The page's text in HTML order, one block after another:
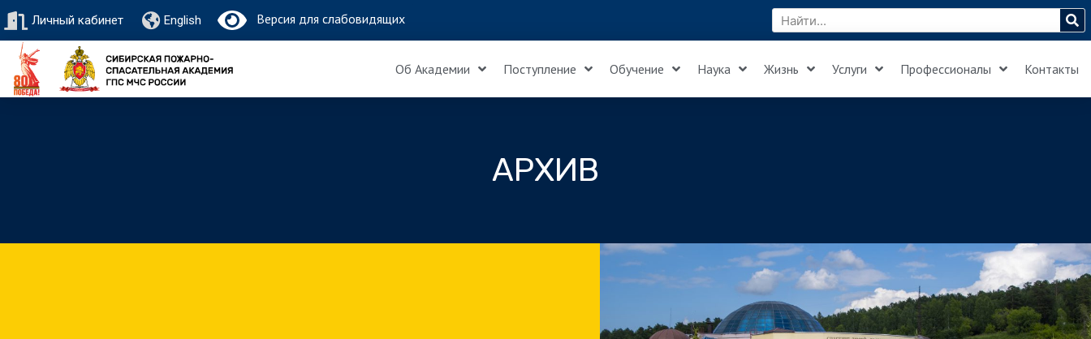
Личный кабинет English Версия для слабовидящих
Об Академии Поступление Обучение Наука Жизнь Услуги Профессионалы Контакты
АРХИВ